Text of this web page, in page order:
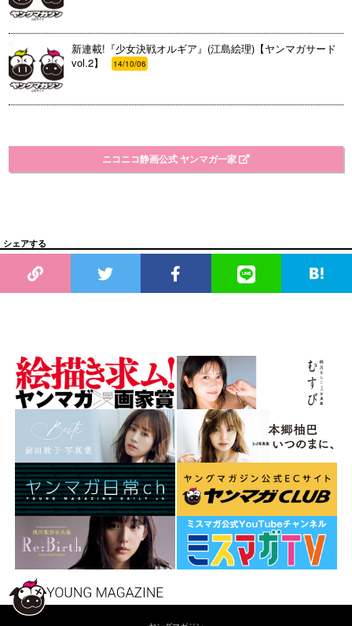
新連載!『少女決戦オルギア』(江島絵理)【ヤンマガサード
vol.2】
14/10/06
ニコニコ静画公式 ヤンマガ一家
シェアする